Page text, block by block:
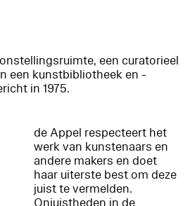
een curatorieel
een kunstbibliotheek en -
in 1975.
de Appel respecteert het
werk van kunstenaars en
andere makers en doet
haar uiterste best om deze
juist te vermelden.
Onjuistheden in de